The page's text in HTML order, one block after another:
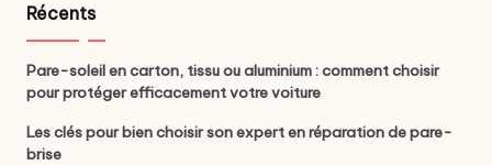
Récents
Pare-soleil en carton, tissu ou aluminium : comment choisir
pour protéger efficacement votre voiture
Les clés pour bien choisir son expert en réparation de pare-
brise